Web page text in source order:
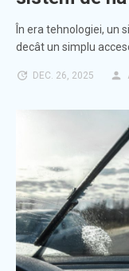
În era tehnologiei, un
decât un simplu
DEC. 26, 2025